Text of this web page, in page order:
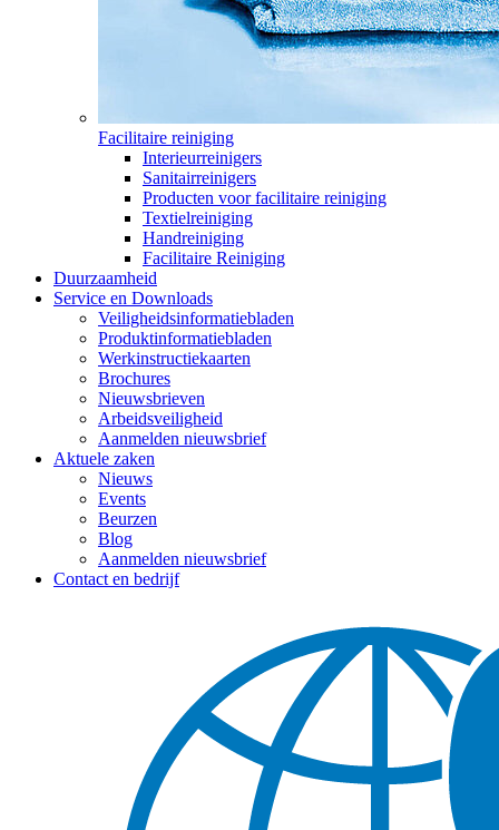
Facilitaire reiniging
Interieurreinigers
Sanitairreinigers
Producten voor facilitaire reiniging
Textielreiniging
Handreiniging
Facilitaire Reiniging
Duurzaamheid
Service en Downloads
Veiligheidsinformatiebladen
Produktinformatiebladen
Werkinstructiekaarten
Brochures
Nieuwsbrieven
Arbeidsveiligheid
Aanmelden nieuwsbrief
Aktuele zaken
Nieuws
Events
Beurzen
Blog
Aanmelden nieuwsbrief
Contact en bedrijf